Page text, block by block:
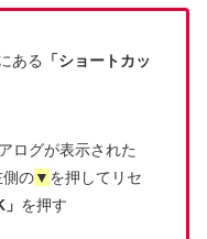
ある
「ショートカッ
ログが表示された
の▼ を押してリセ
を押す